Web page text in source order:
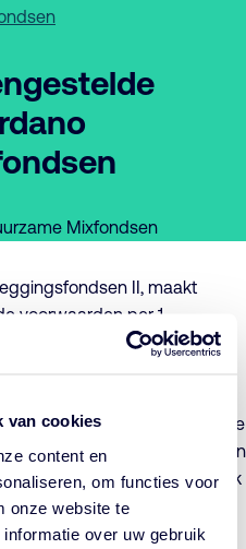
van cookies
content en
om functies voor
onze website te
over uw gebruik
Mixfondsen
II, maakt
voorwaarden per 1
De wijziging betreft een
bestaande uit een
benchmark als gevolg van
één van de onderliggende
betrekking op alle subfondsen
II, namelijk
Cardano Duurzaam
Mixfonds Offensief.